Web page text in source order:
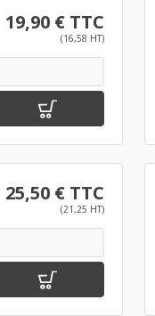
19,90 € TTC
(16,58 HT)
25,50 € TTC
(21,25 HT)